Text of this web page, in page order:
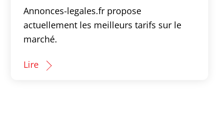
Annonces-legales.fr propose
actuellement les meilleurs tarifs sur le
marché.
Lire